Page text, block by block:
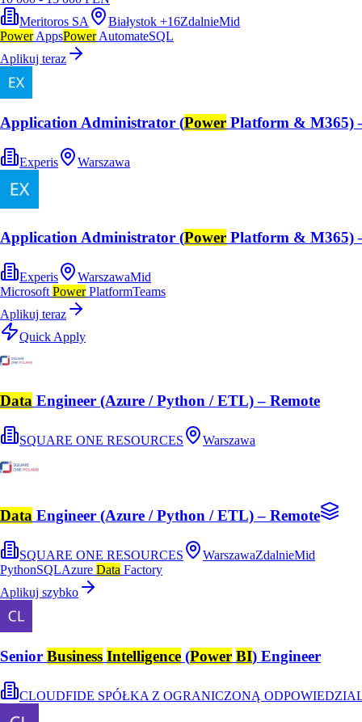
Meritoros SA
Białystok +16ZdalnieMid
PowerAppsPowerAutomateSQL
Aplikuj teraz
Application Administrator (Power Platform & M365)
Experis Warszawa
Application Administrator (Power Platform & M365)
Experis WarszawaMid
Microsoft PowerPlatformTeams
Aplikuj teraz
Quick Apply
Data Engineer (Azure / Python / ETL) – Remote
SQUARE ONE RESOURCES Warszawa
Data Engineer (Azure / Python / ETL) – Remote
SQUARE ONE RESOURCES WarszawaZdalnieMid
PythonSQLAzure Data Factory
Aplikuj szybko
Senior Business Intelligence (Power BI) Engineer
CLOUDFIDE SPÓŁKA Z OGRANICZONĄ